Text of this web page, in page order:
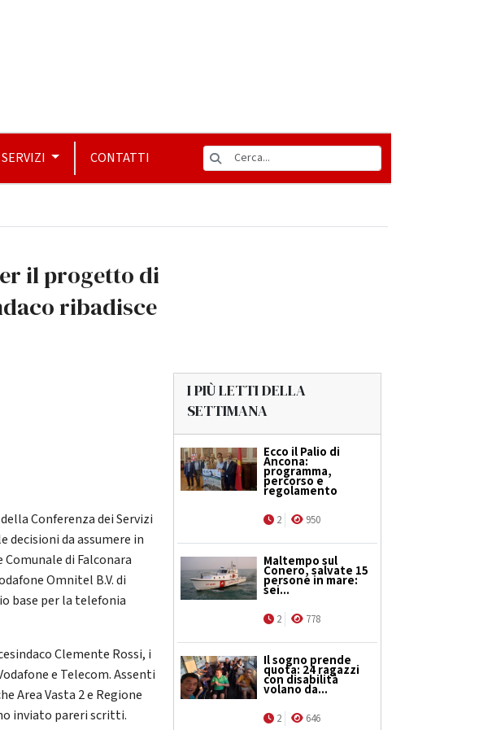
SERVIZI CONTATTI
il progetto di
ribadisce
Conferenza dei Servizi
da assumere in
di Falconara
Omnitel B.V. di
base per la telefonia
Clemente Rossi, i
e Telecom. Assenti
Area Vasta 2 e Regione
inviato pareri scritti.
I PIÙ LETTI DELLA
SETTIMANA
Ecco il Palio di
Ancona:
programma,
percorso e
regolamento
2 950
Maltempo sul
Conero, salvate 15
persone in mare:
sei...
2 778
Il sogno prende
quota: 24 ragazzi
con disabilità
volano da...
2 646